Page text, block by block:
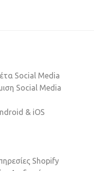
Social Media
Social Media
& iOS
Shopify